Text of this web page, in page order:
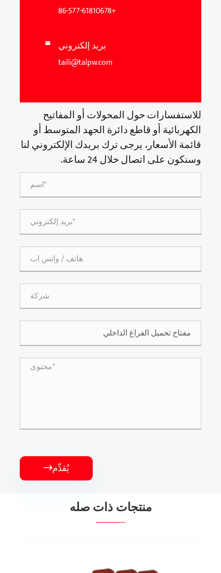
+86-577-61810678
 بريد إلكتروني
taili@talpw.com
للاستفسارات حول المحولات أو المفاتيح
الكهربائية أو قاطع دائرة الجهد المتوسط ​​أو
قائمة الأسعار، يرجى ترك بريدك الإلكتروني لنا
وسنكون على اتصال خلال 24 ساعة.
يُقدِّم
منتجات ذات صله